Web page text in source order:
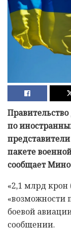
по
пакете
сообщает
«2,1 млрд
«возможности
боевой
сообщении.